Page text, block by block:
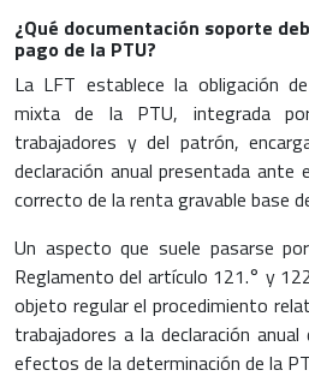
¿Qué documentación soporte
pago de la PTU?
La LFT establece la obligación
mixta de la PTU, integrada
trabajadores y del patrón,
declaración anual presentada ante
correcto de la renta gravable base
Un aspecto que suele pasarse
Reglamento del artículo 121.° y
objeto regular el procedimiento
trabajadores a la declaración
efectos de la determinación de la